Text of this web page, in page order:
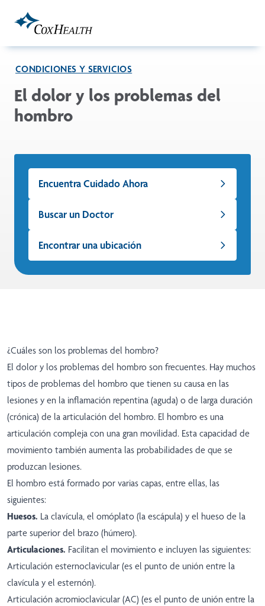
CONDICIONES Y SERVICIOS
El dolor y los problemas del
hombro
Encuentra Cuidado Ahora
Buscar un Doctor
Encontrar una ubicación
¿Cuáles son los problemas del hombro?
El dolor y los problemas del hombro son frecuentes. Hay muchos
tipos de problemas del hombro que tienen su causa en las
lesiones y en la inflamación repentina (aguda) o de larga duración
(crónica) de la articulación del hombro. El hombro es una
articulación compleja con una gran movilidad. Esta capacidad de
movimiento también aumenta las probabilidades de que se
produzcan lesiones.
El hombro está formado por varias capas, entre ellas, las
siguientes:
Huesos. La clavícula, el omóplato (la escápula) y el hueso de la
parte superior del brazo (húmero).
Articulaciones. Facilitan el movimiento e incluyen las siguientes:
Articulación esternoclavicular (es el punto de unión entre la
clavícula y el esternón).
Articulación acromioclavicular (AC) (es el punto de unión entre la